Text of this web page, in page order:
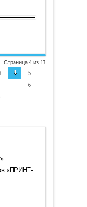
Страница 4 из 13
4
5
6
«ПРИНТ-